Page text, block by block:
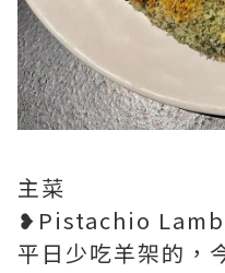
主菜
❥Pistachio
平日少吃羊架的，